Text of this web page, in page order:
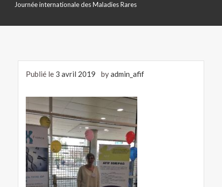
Journée internationale des Maladies Rares
Publié le 3 avril 2019 byadmin_afif